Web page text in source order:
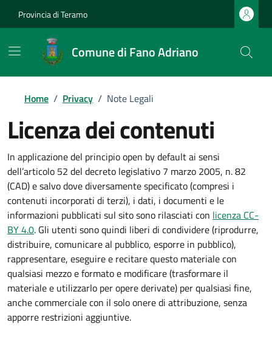
Provincia di Teramo
Comune di Fano Adriano
Home / Privacy / Note Legali
Licenza dei contenuti
In applicazione del principio open by default ai sensi
dell’articolo 52 del decreto legislativo 7 marzo 2005, n. 82
(CAD) e salvo dove diversamente specificato (compresi i
contenuti incorporati di terzi), i dati, i documenti e le
informazioni pubblicati sul sito sono rilasciati con licenza CC-
BY 4.0. Gli utenti sono quindi liberi di condividere (riprodurre,
distribuire, comunicare al pubblico, esporre in pubblico),
rappresentare, eseguire e recitare questo materiale con
qualsiasi mezzo e formato e modificare (trasformare il
materiale e utilizzarlo per opere derivate) per qualsiasi fine,
anche commerciale con il solo onere di attribuzione, senza
apporre restrizioni aggiuntive.